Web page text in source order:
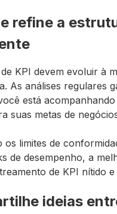
e refine a
KPI devem evoluir à
As análises regulares
está
suas metas de
os limites de
de desempenho, a
de KPI nítido e
ideias